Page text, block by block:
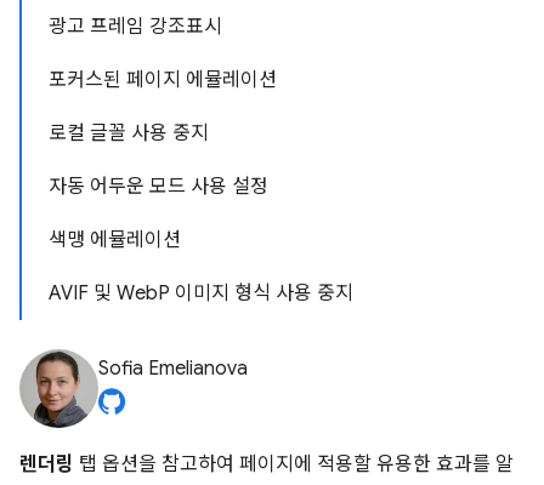
광고 프레임 강조표시
포커스된 페이지 에뮬레이션
로컬 글꼴 사용 중지
자동 어두운 모드 사용 설정
색맹 에뮬레이션
AVIF 및 WebP 이미지 형식 사용 중지
Sofia Emelianova
렌더링 탭 옵션을 참고하여 페이지에 적용할 유용한 효과를 알